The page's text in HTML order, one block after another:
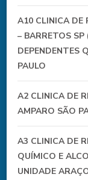
A10 CLINICA DE
– BARRETOS
DEPENDENTES
PAULO
A2 CLINICA DE
AMPARO SÃO
A3 CLINICA DE
QUÍMICO E
UNIDADE